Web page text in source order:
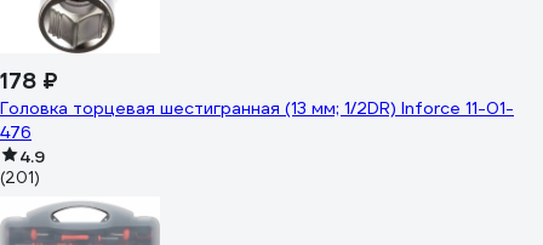
178 ₽
Головка торцевая шестигранная (13 мм; 1/2DR) Inforce 11-01-
476
4.9
(201)